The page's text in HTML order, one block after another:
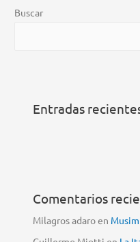
Buscar
Entradas
Comentarios
Milagros adaroen